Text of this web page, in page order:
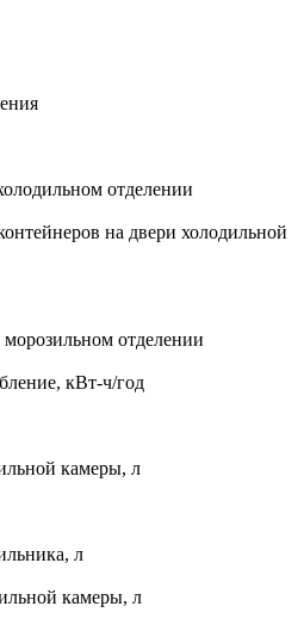
отделении
на двери холодильной
отделении
кВт-ч/год
камеры, л
л
камеры, л